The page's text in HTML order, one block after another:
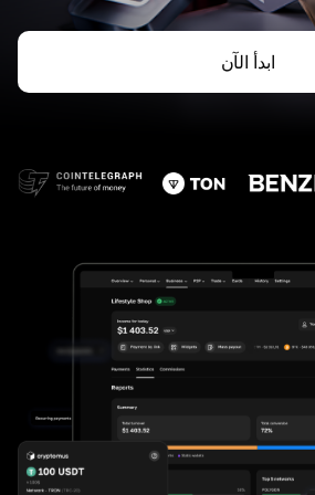
ابدأ الآن